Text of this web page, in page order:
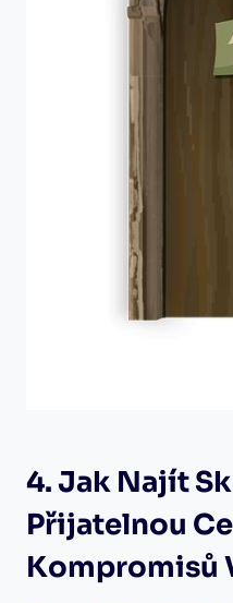
4. Jak Najít
Přijatelnou
Kompromisů